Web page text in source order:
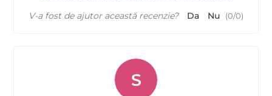
V-a fost de ajutor această recenzie? Da Nu (0/0)
S